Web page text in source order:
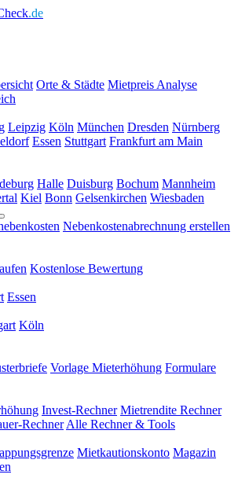
.de
Orte & Städte Mietpreis Analyse
Leipzig Köln München Dresden Nürnberg
Essen Stuttgart Frankfurt am Main
Halle Duisburg Bochum Mannheim
Kiel Bonn Gelsenkirchen Wiesbaden
Nebenkostenabrechnung erstellen
Kostenlose Bewertung
Essen
Köln
Vorlage Mieterhöhung Formulare
Invest-Rechner Mietrendite Rechner
Rechner Alle Rechner & Tools
Mietkautionskonto Magazin